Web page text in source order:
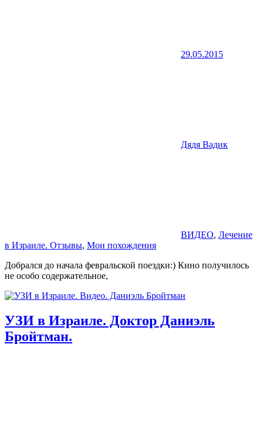
29.05.2015
Дядя Вадик
ВИДЕО, Лечение
в Израиле. Отзывы, Мои похождения
Добрался до начала февральской поездки:) Кино получилось
не особо содержательное,
УЗИ в Израиле. Доктор Даниэль
Бройтман.